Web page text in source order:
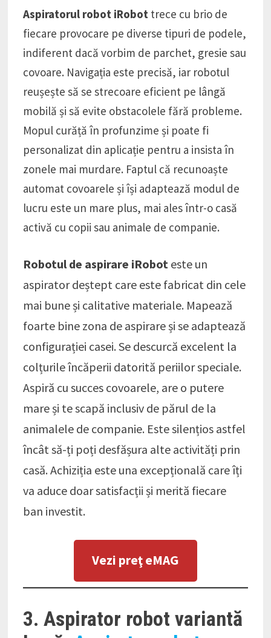
Aspiratorul robot iRobot trece cu brio de
fiecare provocare pe diverse tipuri de podele,
indiferent dacă vorbim de parchet, gresie sau
covoare. Navigația este precisă, iar robotul
reușește să se strecoare eficient pe lângă
mobilă și să evite obstacolele fără probleme.
Mopul curăță în profunzime și poate fi
personalizat din aplicație pentru a insista în
zonele mai murdare. Faptul că recunoaște
automat covoarele și își adaptează modul de
lucru este un mare plus, mai ales într-o casă
activă cu copii sau animale de companie.
Robotul de aspirare iRobot este un
aspirator deștept care este fabricat din cele
mai bune și calitative materiale. Mapează
foarte bine zona de aspirare și se adaptează
configurației casei. Se descurcă excelent la
colțurile încăperii datorită periilor speciale.
Aspiră cu succes covoarele, are o putere
mare și te scapă inclusiv de părul de la
animalele de companie. Este silențios astfel
încât să-ți poți desfășura alte activități prin
casă. Achiziția este una excepțională care îți
va aduce doar satisfacții și merită fiecare
ban investit.
Vezi preţ eMAG
3. Aspirator robot variantă